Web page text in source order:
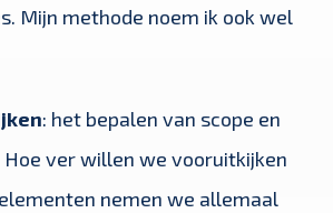
Mijn methode noem ik ook wel
: het bepalen van scope en
ver willen we vooruitkijken
nemen we allemaal